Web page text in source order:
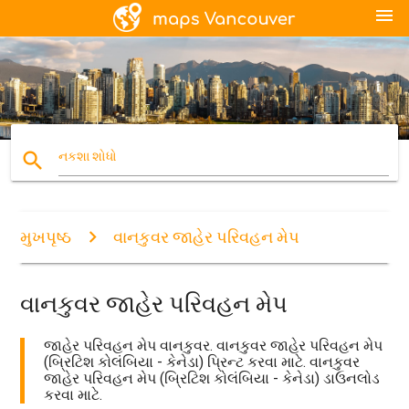
menu
search નકશા શોધો
મુખપૃષ્ઠ વાનકુવર જાહેર પરિવહન મેપ
વાનકુવર જાહેર પરિવહન મેપ
જાહેર પરિવહન મેપ વાનકુવર. વાનકુવર જાહેર પરિવહન મેપ
(બ્રિટિશ કોલંબિયા - કેનેડા) પ્રિન્ટ કરવા માટે. વાનકુવર
જાહેર પરિવહન મેપ (બ્રિટિશ કોલંબિયા - કેનેડા) ડાઉનલોડ
કરવા માટે.